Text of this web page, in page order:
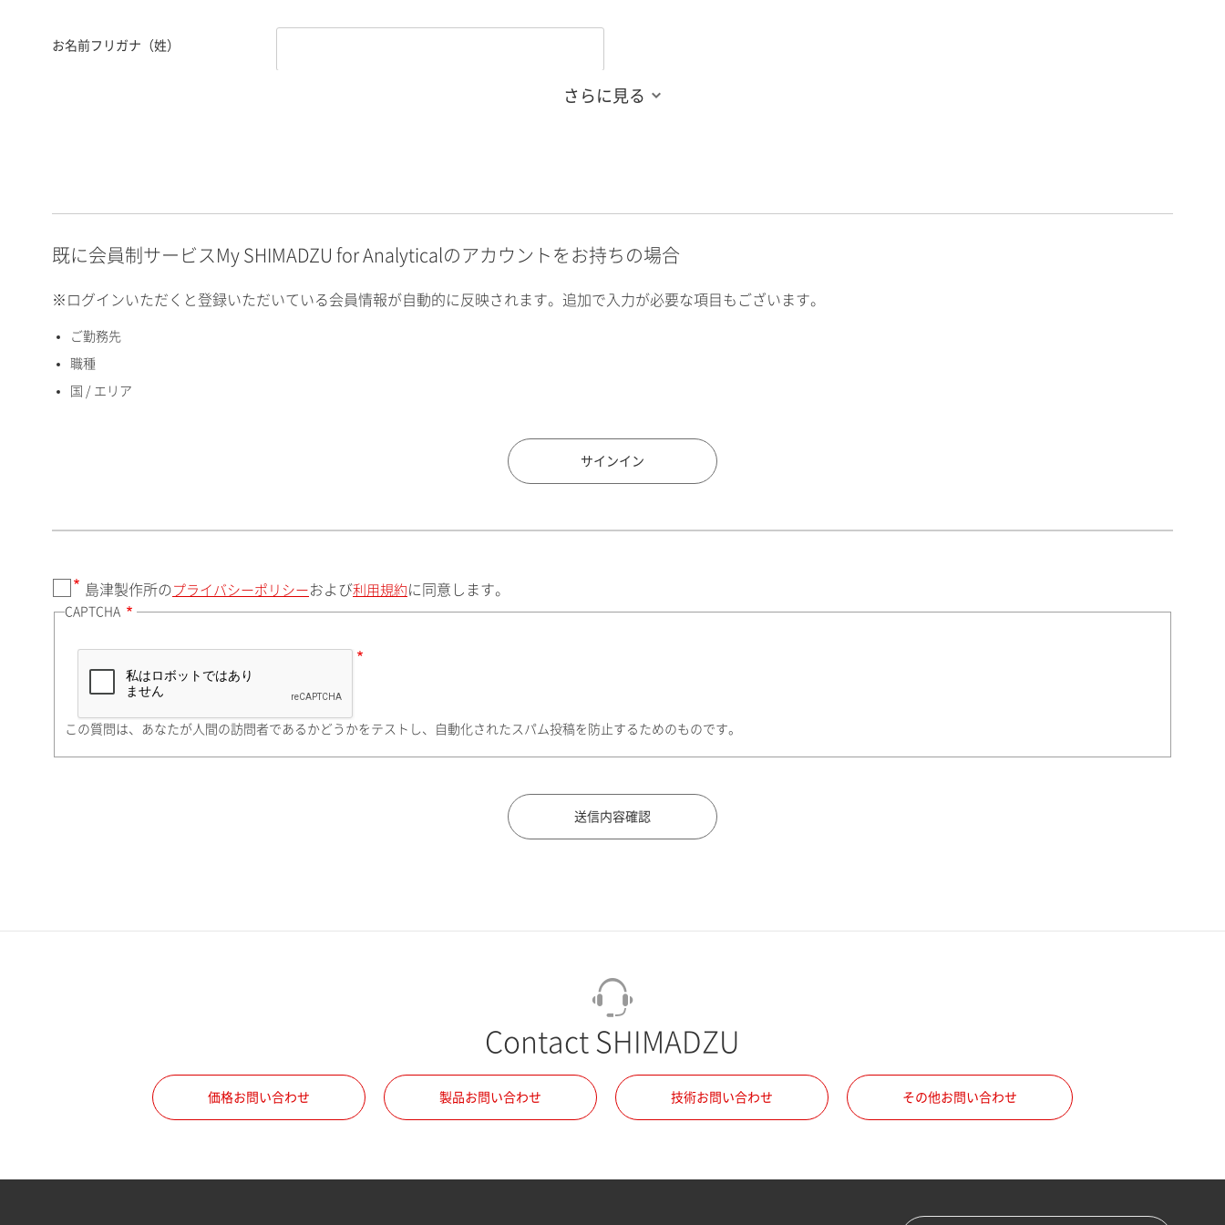
お名前フリガナ（姓）
英数）
国 / エリア
住所検索
都道府県（勤務先）
町名・番地（勤務先）
所属部署
さらに見る
既に会員制サービスMy SHIMADZU for Analyticalのアカウントをお持ちの場合
※ログインいただくと登録いただいている会員情報が自動的に反映されます。追加で入力が必要な項目もございます。
ご勤務先
職種
国 / エリア
サインイン
島津製作所の プライバシーポリシー および利用規約 に同意します。
CAPTCHA
この質問は、あなたが人間の訪問者であるかどうかをテストし、自動化されたスパム投稿を防止するためのものです。
Contact SHIMADZU
価格お問い合わせ 製品お問い合わせ 技術お問い合わせ その他お問い合わせ